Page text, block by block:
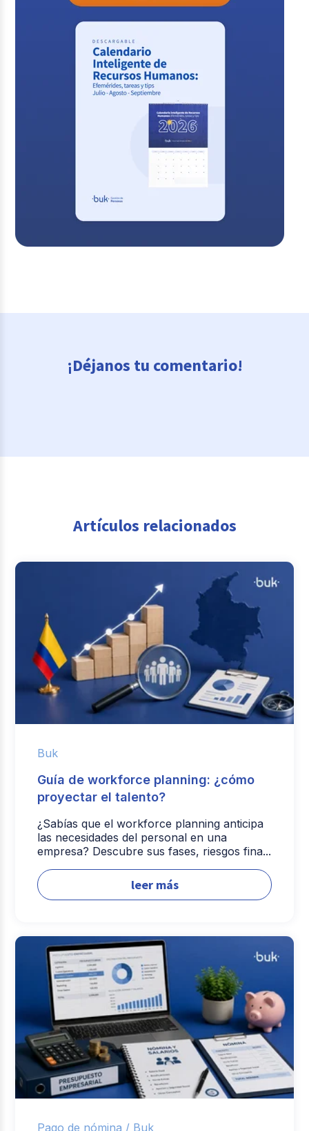
¡Déjanos tu comentario!
Artículos relacionados
Buk
Guía de workforce planning: ¿cómo
proyectar el talento?
¿Sabías que el workforce planning anticipa
las necesidades del personal en una
empresa? Descubre sus fases, riesgos fina...
leer más
Pago de nómina / Buk